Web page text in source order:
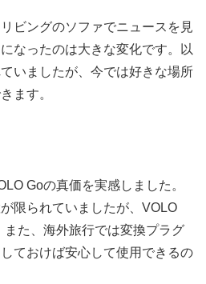
ビングのソファでニュースを見
なったのは大きな変化です。以
いましたが、今では好きな場所
ます。
Goの真価を実感しました。
限られていましたが、VOLO
た、海外旅行では変換プラグ
ておけば安心して使用できるの